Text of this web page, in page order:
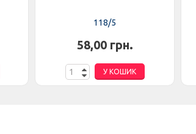
118/5
58,00 грн.
У КОШИК